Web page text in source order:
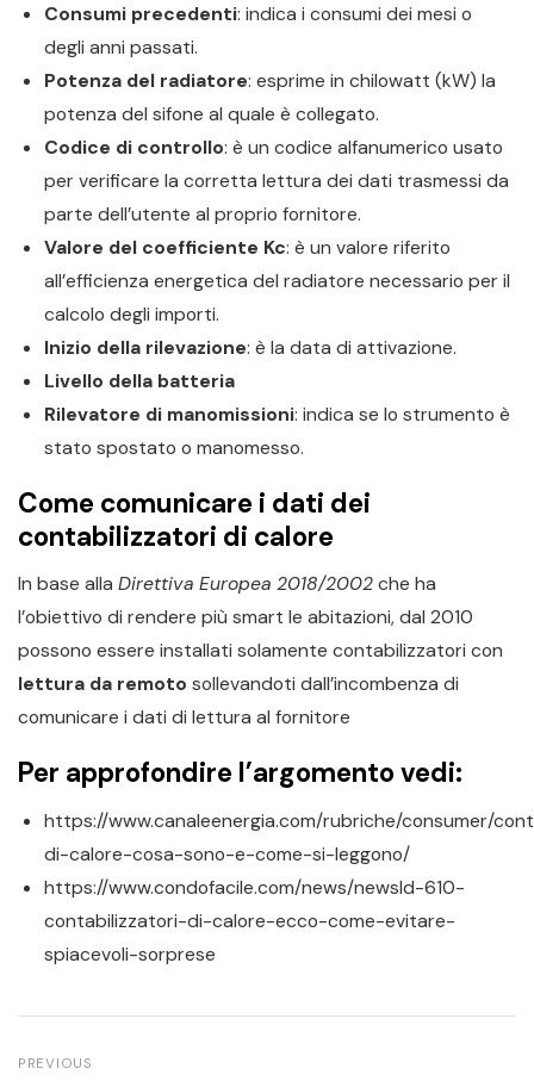
Consumi precedenti: indica i consumi dei mesi o
degli anni passati.
Potenza del radiatore: esprime in chilowatt (kW) la
potenza del sifone al quale è collegato.
Codice di controllo: è un codice alfanumerico usato
per verificare la corretta lettura dei dati trasmessi da
parte dell’utente al proprio fornitore.
Valore del coefficiente Kc: è un valore riferito
all’efficienza energetica del radiatore necessario per il
calcolo degli importi.
Inizio della rilevazione: è la data di attivazione.
Livello della batteria
Rilevatore di manomissioni: indica se lo strumento è
stato spostato o manomesso.
Come comunicare i dati dei
contabilizzatori di calore
In base alla Direttiva Europea 2018/2002che ha
l’obiettivo di rendere più smart le abitazioni, dal 2010
possono essere installati solamente contabilizzatori con
lettura da remoto sollevandoti dall’incombenza di
comunicare i dati di lettura al fornitore
Per approfondire l’argomento vedi:
https://www.canaleenergia.com/rubriche/consumer/
di-calore-cosa-sono-e-come-si-leggono/
https://www.condofacile.com/news/newsId-610-
contabilizzatori-di-calore-ecco-come-evitare-
spiacevoli-sorprese
PREVIOUS